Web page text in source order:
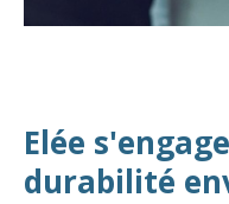
Elée
durabilité